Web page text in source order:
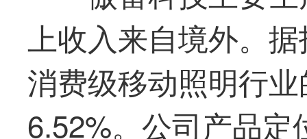
上收入来自境外。
消费级移动照明行
6.52%。公司产品